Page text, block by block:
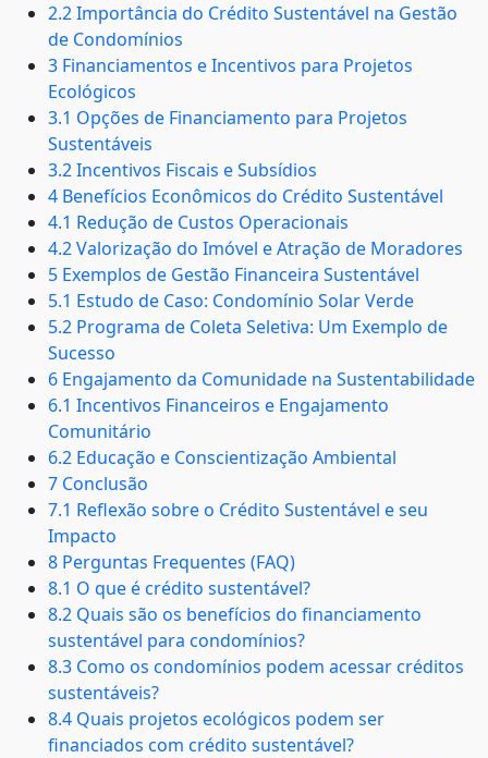
2.2 Importância do Crédito Sustentável na Gestão
de Condomínios
3 Financiamentos e Incentivos para Projetos
Ecológicos
3.1 Opções de Financiamento para Projetos
Sustentáveis
3.2 Incentivos Fiscais e Subsídios
4 Benefícios Econômicos do Crédito Sustentável
4.1 Redução de Custos Operacionais
4.2 Valorização do Imóvel e Atração de Moradores
5 Exemplos de Gestão Financeira Sustentável
5.1 Estudo de Caso: Condomínio Solar Verde
5.2 Programa de Coleta Seletiva: Um Exemplo de
Sucesso
6 Engajamento da Comunidade na Sustentabilidade
6.1 Incentivos Financeiros e Engajamento
Comunitário
6.2 Educação e Conscientização Ambiental
7 Conclusão
7.1 Reflexão sobre o Crédito Sustentável e seu
Impacto
8 Perguntas Frequentes (FAQ)
8.1 O que é crédito sustentável?
8.2 Quais são os benefícios do financiamento
sustentável para condomínios?
8.3 Como os condomínios podem acessar créditos
sustentáveis?
8.4 Quais projetos ecológicos podem ser
financiados com crédito sustentável?